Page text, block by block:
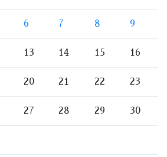
6 7 8 9
13 14 15 16
20 21 22 23
27 28 29 30